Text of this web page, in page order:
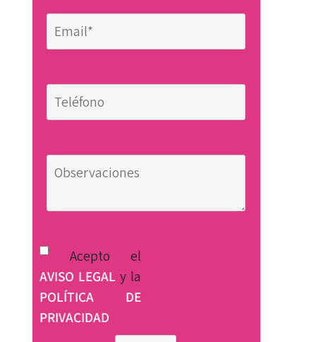
Acepto el
AVISO LEGAL y la
POLÍTICA DE
PRIVACIDAD